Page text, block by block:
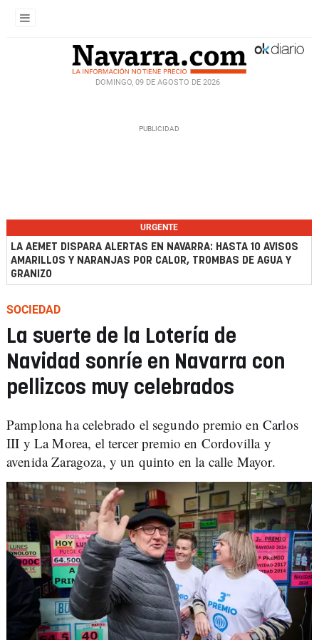
DOMINGO, 09 DE AGOSTO DE 2026
URGENTE
LA AEMET DISPARA ALERTAS EN NAVARRA: HASTA 10 AVISOS
AMARILLOS Y NARANJAS POR CALOR, TROMBAS DE AGUA Y
GRANIZO
SOCIEDAD
La suerte de la Lotería de
Navidad sonríe en Navarra con
pellizcos muy celebrados
Pamplona ha celebrado el segundo premio en Carlos
III y La Morea, el tercer premio en Cordovilla y
avenida Zaragoza, y un quinto en la calle Mayor.